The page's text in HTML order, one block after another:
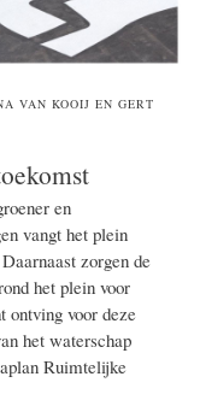
VAN KOOIJ EN GERT
en
vangt het plein
zorgen de
het plein voor
ontving voor deze
het waterschap
Ruimtelijke